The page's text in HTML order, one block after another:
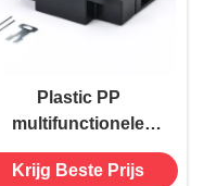
Plastic PP
multifunctionele
lokaasstation voor
duurzame oplossing
Krijg Beste Prijs